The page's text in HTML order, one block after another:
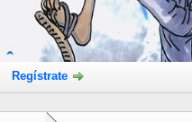
Regístrate